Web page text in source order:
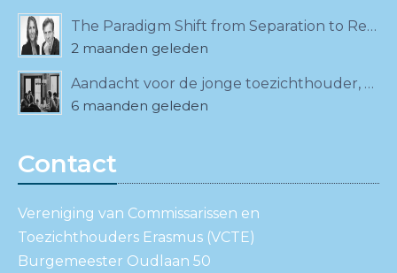
The Paradigm Shift from Separation to Relationality
2 maanden geleden
Aandacht voor de jonge toezichthouder, ook bij de VCTE!
6 maanden geleden
Contact
Vereniging van Commissarissen en
Toezichthouders Erasmus (VCTE)
Burgemeester Oudlaan 50